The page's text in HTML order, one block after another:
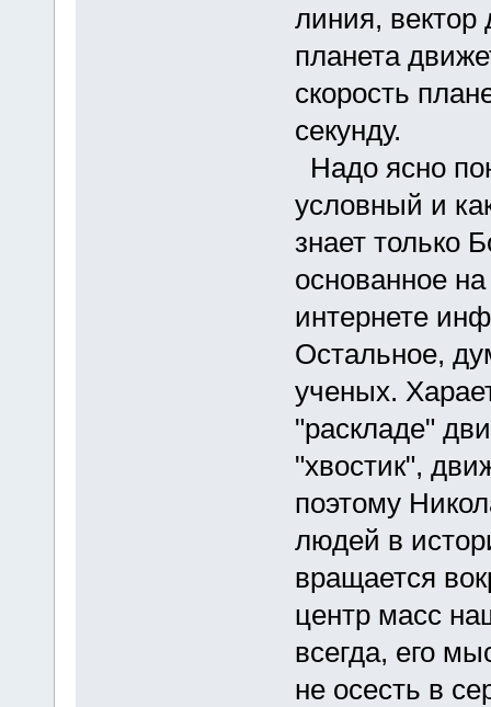
линия, вектор
планета
скорость
секунду.
Надо ясно
условный и
знает только
основанное
интернете
Остальное,
ученых.
"раскладе"
"хвостик",
поэтому
людей в
вращается
центр масс
всегда, его
не осесть в